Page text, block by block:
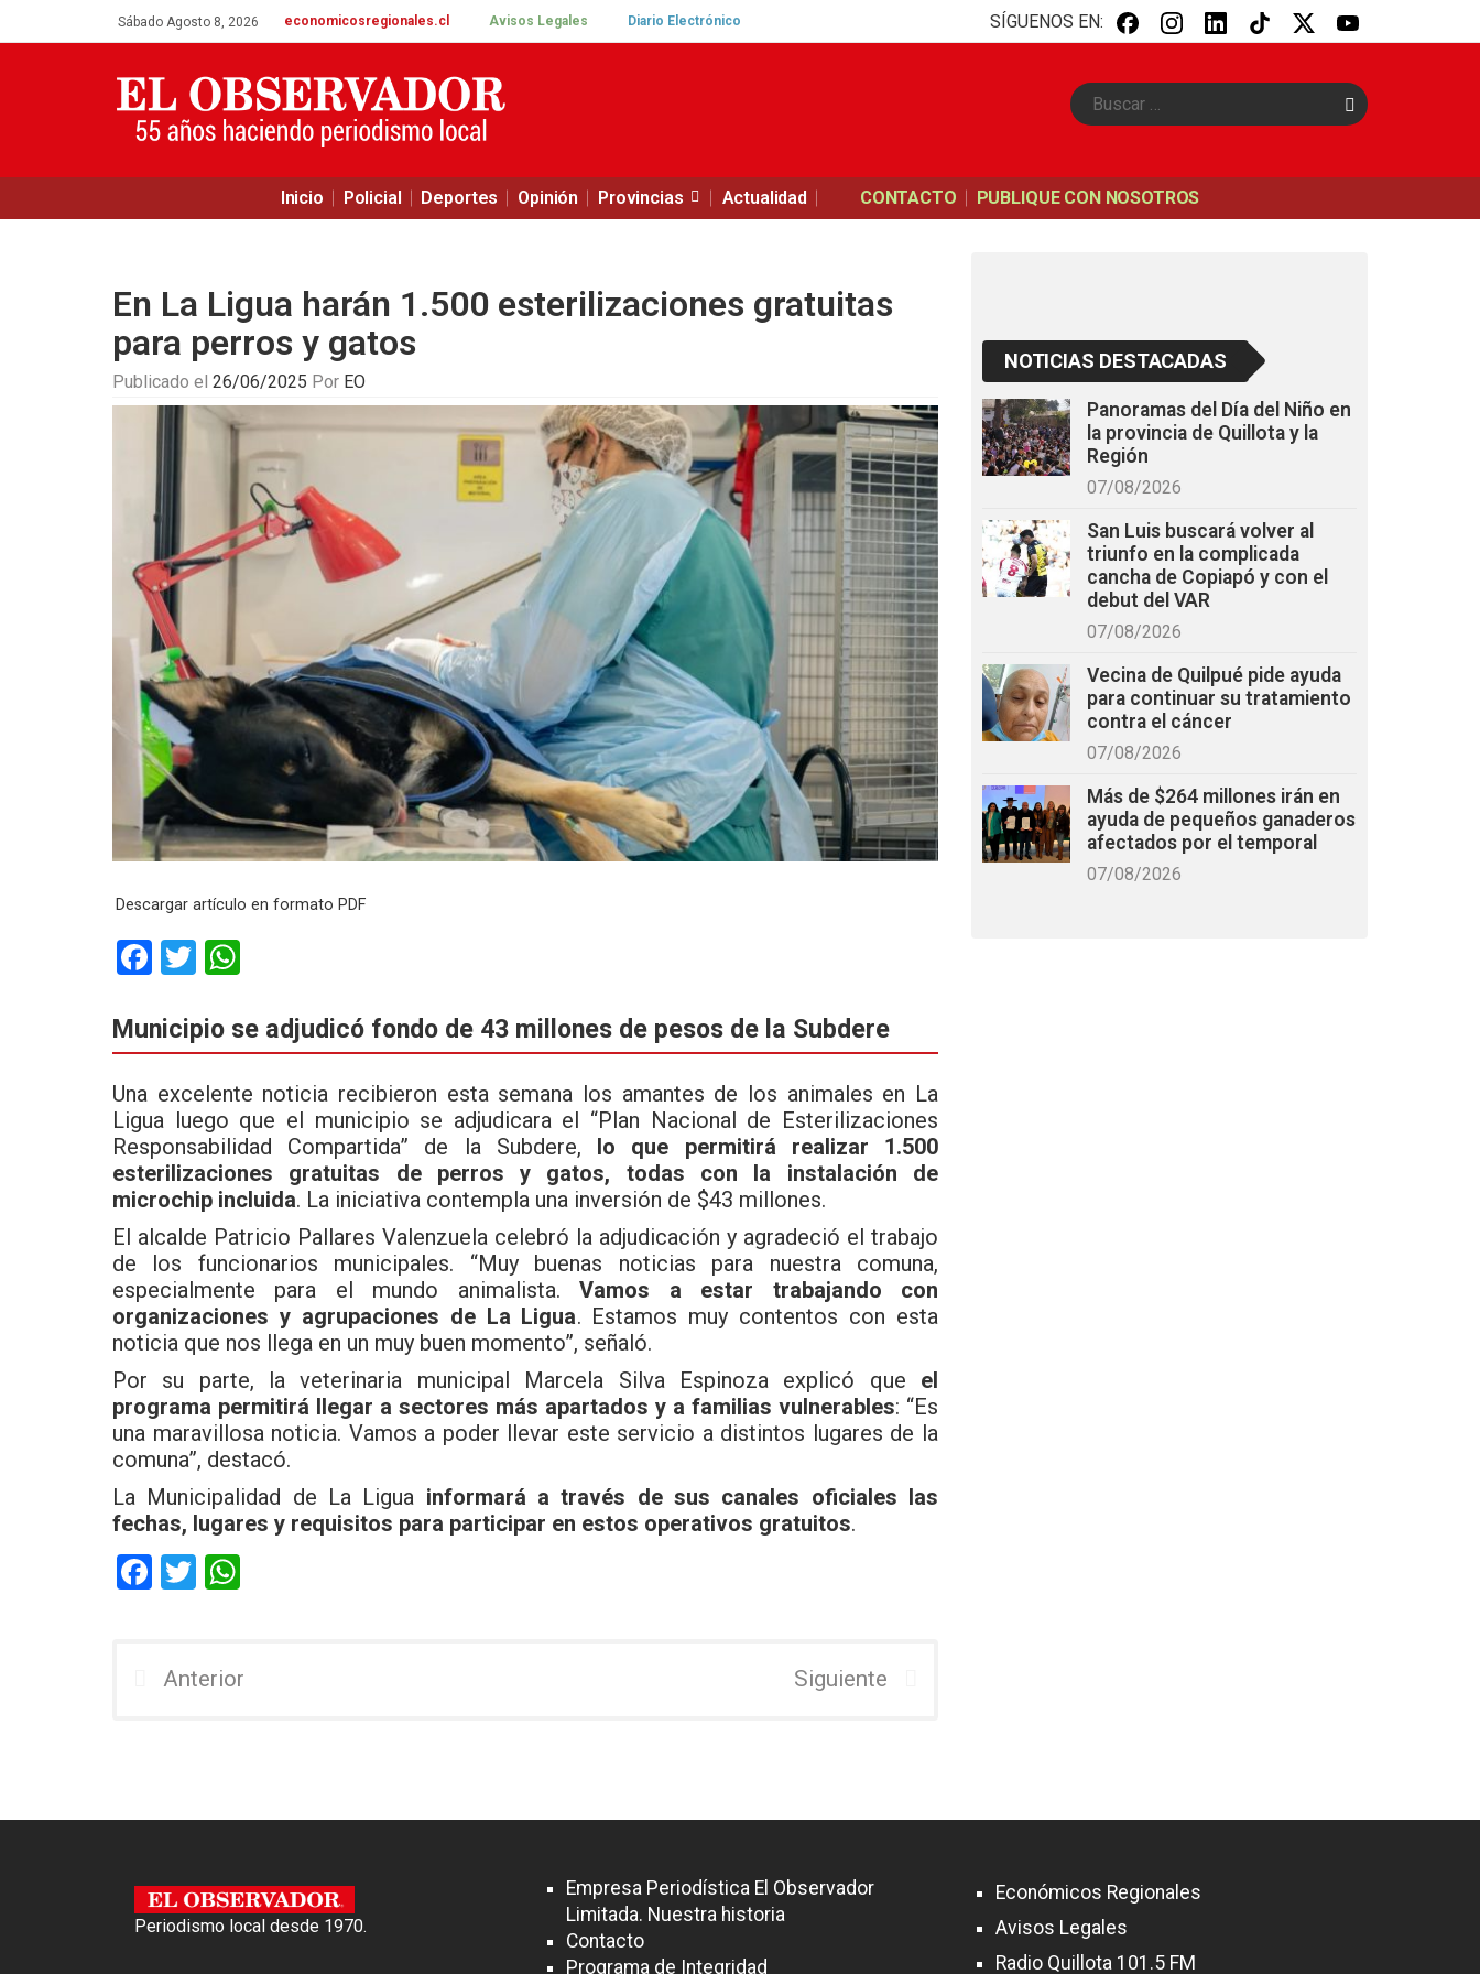
Sábado Agosto 8, 2026 economicosregionales.cl Avisos Legales Diario Electrónico SÍGUENOS EN:
B
u
Inicio Policial Deportes Opinión Provincias Actualidad CONTACTO PUBLIQUE CON NOSOTROS
En La Ligua harán 1.500 esterilizaciones gratuitas
para perros y gatos
Publicado el 26/06/2025 Por EO
Descargar artículo en formato PDF
F
ce
b
o
o
k
T
tt
er
at
s
A
p
p
Municipio se adjudicó fondo de 43 millones de pesos de la Subdere
Una excelente noticia recibieron esta semana los amantes de los animales en La
Ligua luego que el municipio se adjudicara el “Plan Nacional de Esterilizaciones
Responsabilidad Compartida” de la Subdere, lo que permitirá realizar 1.500
esterilizaciones gratuitas de perros y gatos, todas con la instalación de
microchip incluida. La iniciativa contempla una inversión de $43 millones.
El alcalde Patricio Pallares Valenzuela celebró la adjudicación y agradeció el trabajo
de los funcionarios municipales. “Muy buenas noticias para nuestra comuna,
especialmente para el mundo animalista.Vamos a estar trabajando con
organizaciones y agrupaciones de La Ligua. Estamos muy contentos con esta
noticia que nos llega en un muy buen momento”, señaló.
Por su parte, la veterinaria municipal Marcela Silva Espinoza explicó que el
programa permitirá llegar a sectores más apartados y a familias vulnerables: “Es
una maravillosa noticia. Vamos a poder llevar este servicio a distintos lugares de la
comuna”, destacó.
La Municipalidad de La Ligua informará a través de sus canales oficiales las
fechas, lugares y requisitos para participar en estos operativos gratuitos.
F
b
T
er s
Anterior Siguiente
NOTICIAS DESTACADAS
Panoramas del Día del Niño en
la provincia de Quillota y la
Región
07/08/2026
San Luis buscará volver al
triunfo en la complicada
cancha de Copiapó y con el
debut del VAR
07/08/2026
Vecina de Quilpué pide ayuda
para continuar su tratamiento
contra el cáncer
07/08/2026
Más de $264 millones irán en
ayuda de pequeños ganaderos
afectados por el temporal
07/08/2026
Periodismo local desde 1970.
Empresa Periodística El Observador
Limitada. Nuestra historia
Contacto
Programa de Integridad
Económicos Regionales
Avisos Legales
Radio Quillota 101.5 FM